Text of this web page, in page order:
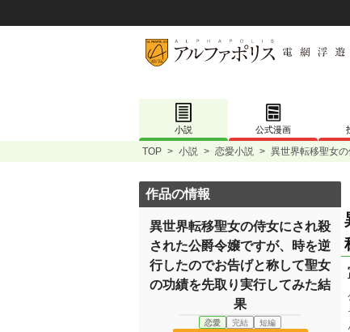
小説 公式漫画
TOP > 小説 > 恋愛小説 > 異世界転移聖女
作品の情報
異世界転移聖女の侍女にされ殺
された公爵令嬢ですが、時を逆
行したのでお告げと称して聖女
の功績を先取り実行してみた結
果
恋愛 完結 短編